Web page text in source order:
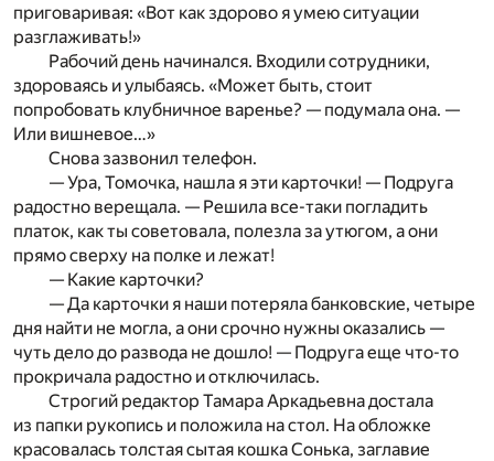
приговаривая: «Вот как здорово я умею ситуации
разглаживать!»
Рабочий день начинался. Входили сотрудники,
здороваясь и улыбаясь. «Может быть, стоит
попробовать клубничное варенье? — подумала она. —
Или вишневое…»
Снова зазвонил телефон.
— Ура, Томочка, нашла я эти карточки! — Подруга
радостно верещала. — Решила все-таки погладить
платок, как ты советовала, полезла за утюгом, а они
прямо сверху на полке и лежат!
— Какие карточки?
— Да карточки я наши потеряла банковские, четыре
дня найти не могла, а они срочно нужны оказались —
чуть дело до развода не дошло! — Подруга еще что-то
прокричала радостно и отключилась.
Строгий редактор Тамара Аркадьевна достала
из папки рукопись и положила на стол. На обложке
красовалась толстая сытая кошка Сонька, заглавие